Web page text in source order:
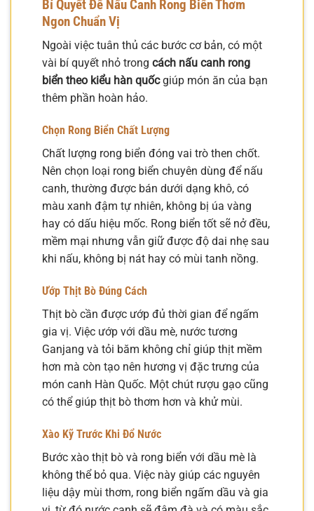
Bí Quyết Để Nấu Canh Rong Biển Thơm
Ngon Chuẩn Vị
Ngoài việc tuân thủ các bước cơ bản, có một
vài bí quyết nhỏ trong cách nấu canh rong
biển theo kiểu hàn quốcgiúp món ăn của bạn
thêm phần hoàn hảo.
Chọn Rong Biển Chất Lượng
Chất lượng rong biển đóng vai trò then chốt.
Nên chọn loại rong biển chuyên dùng để nấu
canh, thường được bán dưới dạng khô, có
màu xanh đậm tự nhiên, không bị úa vàng
hay có dấu hiệu mốc. Rong biển tốt sẽ nở đều,
mềm mại nhưng vẫn giữ được độ dai nhẹ sau
khi nấu, không bị nát hay có mùi tanh nồng.
Ướp Thịt Bò Đúng Cách
Thịt bò cần được ướp đủ thời gian để ngấm
gia vị. Việc ướp với dầu mè, nước tương
Ganjang và tỏi băm không chỉ giúp thịt mềm
hơn mà còn tạo nên hương vị đặc trưng của
món canh Hàn Quốc. Một chút rượu gạo cũng
có thể giúp thịt bò thơm hơn và khử mùi.
Xào Kỹ Trước Khi Đổ Nước
Bước xào thịt bò và rong biển với dầu mè là
không thể bỏ qua. Việc này giúp các nguyên
liệu dậy mùi thơm, rong biển ngấm dầu và gia